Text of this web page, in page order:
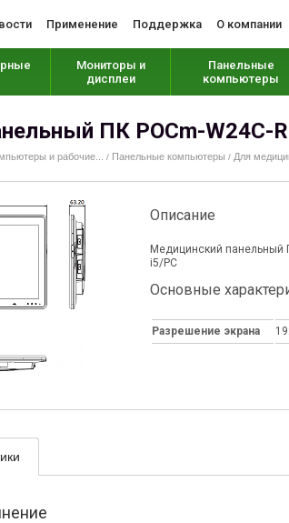
Применение Поддержка О компании
Мониторы и
дисплеи
Панельные
компьютеры
ПК POCm-W24C-
и рабочие... / Панельные компьютеры / Для
Описание
Медицинский панельный
i5/PC
Основные
Разрешение экрана